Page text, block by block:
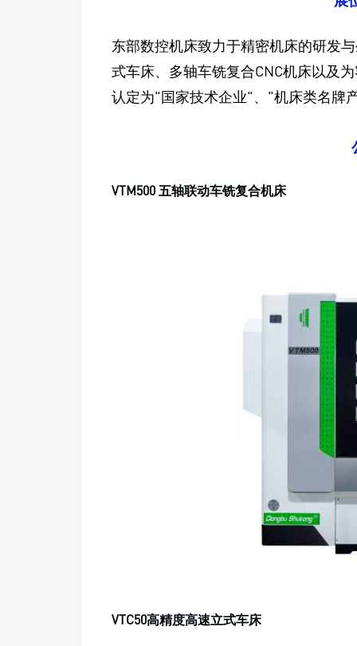
东部数控机床致力于精密机床的研发
式车床、多轴车铣复合CNC机床以及
认定为"国家技术企业"、"机床类名牌
VTM500 五轴联动车铣复合机床
VTC50高精度高速立式车床